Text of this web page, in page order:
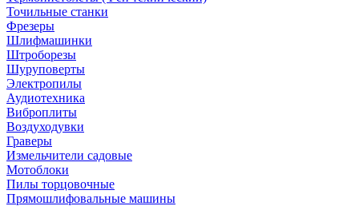
Точильные станки
Фрезеры
Шлифмашинки
Штроборезы
Шуруповерты
Электропилы
Аудиотехника
Виброплиты
Воздуходувки
Граверы
Измельчители садовые
Мотоблоки
Пилы торцовочные
Прямошлифовальные машины